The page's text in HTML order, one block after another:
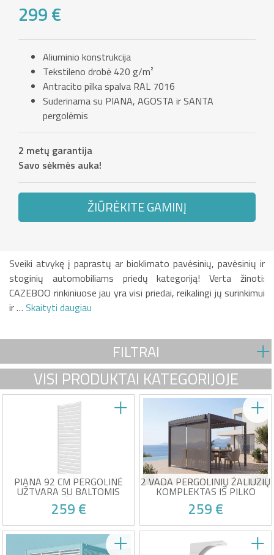
299 €
Aliuminio konstrukcija
Tekstileno drobė 420 g/m²
Antracito pilka spalva RAL 7016
Suderinama su PIANA, AGOSTA ir SANTA
pergolėmis
2 metų garantija
Savo sėkmės auka!
ŽIŪRĖKITE GAMINĮ
Sveiki atvykę į paprastų ar bioklimato pavėsinių, pavėsinių ir
stoginių automobiliams priedų kategoriją! Verta žinoti:
CAZEBOO rinkiniuose jau yra visi priedai, reikalingi jų surinkimui
ir … Skaityti daugiau
FILTRAI
VISI PRODUKTAI KATEGORIJOJE
PIANA 92 CM PERGOLINĖ
UŽTVARA SU BALTOMIS
ALIUMINIO ŽALIUZĖMIS -
VENTO
259 €
Suderinamas tik su „Piana“
Nenuimamos aliuminio
2 VADA PERGOLINIŲ ŽALIUZIŲ
KOMPLEKTAS IŠ PILKO
ALIUMINIO (RAL 7016) -
AUKŠTIS 250 X PLOTIS 135
259 €
Aliuminio konstrukcija
Tekstileno drobė 420 g/m²
Antracito pilka spalva RAL